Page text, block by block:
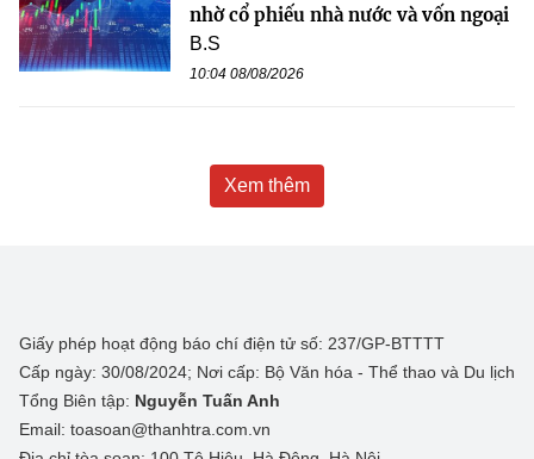
nhờ cổ phiếu nhà nước và vốn ngoại
B.S
10:04 08/08/2026
Xem thêm
Giấy phép hoạt động báo chí điện tử số: 237/GP-BTTTT
Cấp ngày: 30/08/2024; Nơi cấp: Bộ Văn hóa - Thể thao và Du lịch
Tổng Biên tập: Nguyễn Tuấn Anh
Email: toasoan@thanhtra.com.vn